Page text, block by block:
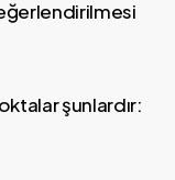
şunlardır: